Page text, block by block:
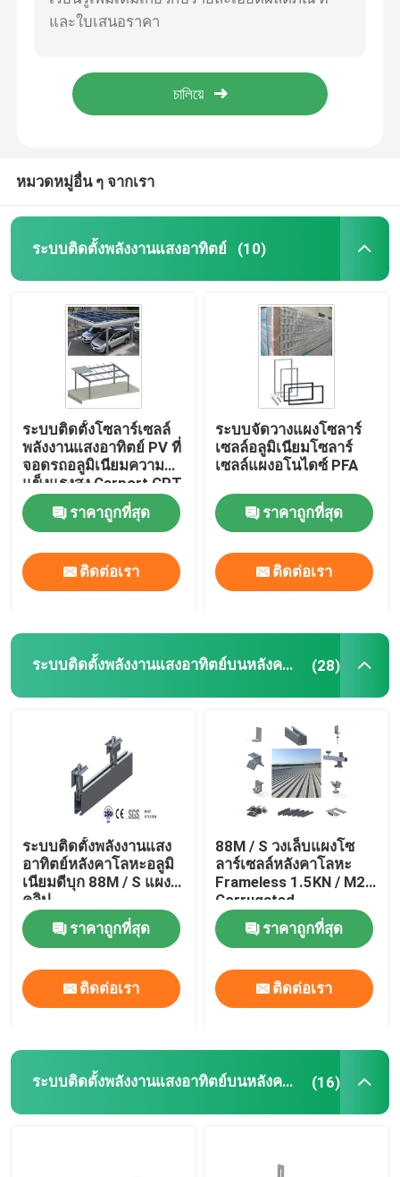
ระบบติดตั้งพลังงานแสงอาทิตย์บนหลังคากระเบื้อง
ระบบไฟฟ้าโซลาร์เซลล์พลังงานแสงอาทิตย์
โครงสร้างเหล็กพลังงานแสงอาทิตย์
ที่จอดรถแผงโซลาร์เซลล์
กรอบแผงโซลาร์เซลล์
โทรคมนาคมระบบพลังงานแสงอาทิตย์
โมดูลพลังงานแสงอาทิตย์แบบโมโนคริสตัลไลน์
หมวดหมู่อื่น ๆ จากเรา
ระบบติดตั้งพลังงานแสงอาทิตย์ (10)
ระบบติดตั้งโซลาร์เซลล์
พลังงานแสงอาทิตย์ PV ที่
จอดรถอลูมิเนียมความ
แข็งแรงสูง Carport CPT
ราคาถูกที่สุด
ติดต่อเรา
ระบบจัดวางแผงโซลาร์
เซลล์อลูมิเนียมโซลาร์
เซลล์แผงอโนไดซ์ PFA
ราคาถูกที่สุด
ติดต่อเรา
ระบบติดตั้งพลังงานแสงอาทิตย์บนหลังคาโลหะ (28)
ระบบติดตั้งพลังงานแสง
อาทิตย์หลังคาโลหะอลูมิ
เนียมดีบุก 88M / S แผง
คลิป
ราคาถูกที่สุด
ติดต่อเรา
88M / S วงเล็บแผงโซ
ลาร์เซลล์หลังคาโลหะ
Frameless 1.5KN / M2
Corrugated
ราคาถูกที่สุด
ติดต่อเรา
ระบบติดตั้งพลังงานแสงอาทิตย์บนหลังคากระเบื้อง (16)